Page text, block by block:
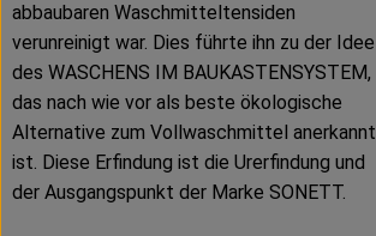
abbaubaren Waschmitteltensiden
verunreinigt war. Dies führte ihn zu der Idee
des WASCHENS IM BAUKASTENSYSTEM,
das nach wie vor als beste ökologische
Alternative zum Vollwaschmittel anerkannt
ist. Diese Erfindung ist die Urerfindung und
der Ausgangspunkt der Marke SONETT.